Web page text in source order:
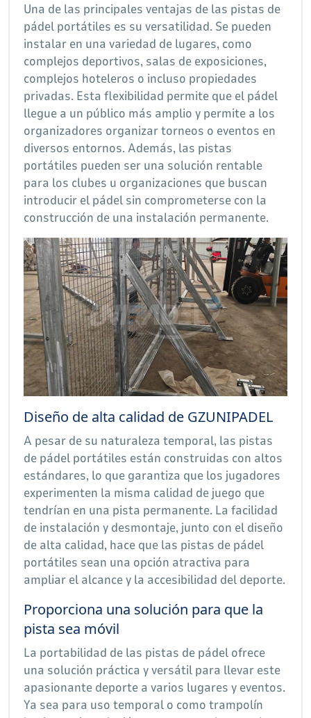
Una de las principales ventajas de las pistas de
pádel portátiles es su versatilidad. Se pueden
instalar en una variedad de lugares, como
complejos deportivos, salas de exposiciones,
complejos hoteleros o incluso propiedades
privadas. Esta flexibilidad permite que el pádel
llegue a un público más amplio y permite a los
organizadores organizar torneos o eventos en
diversos entornos. Además, las pistas
portátiles pueden ser una solución rentable
para los clubes u organizaciones que buscan
introducir el pádel sin comprometerse con la
construcción de una instalación permanente.
Diseño de alta calidad de GZUNIPADEL
A pesar de su naturaleza temporal, las pistas
de pádel portátiles están construidas con altos
estándares, lo que garantiza que los jugadores
experimenten la misma calidad de juego que
tendrían en una pista permanente. La facilidad
de instalación y desmontaje, junto con el diseño
de alta calidad, hace que las pistas de pádel
portátiles sean una opción atractiva para
ampliar el alcance y la accesibilidad del deporte.
Proporciona una solución para que la
pista sea móvil
La portabilidad de las pistas de pádel ofrece
una solución práctica y versátil para llevar este
apasionante deporte a varios lugares y eventos.
Ya sea para uso temporal o como trampolín